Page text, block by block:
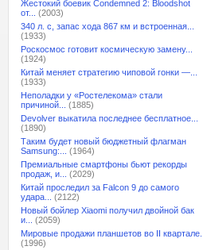
Жестокий боевик Condemned 2: Bloodshot
от...
(2003)
340 л. с, запас хода 867 км и встроенная...
(1933)
Роскосмос готовит космическую замену...
(1924)
Китай меняет стратегию чиповой гонки —...
(1933)
Неполадки у «Ростелекома» стали
причиной...
(1885)
Devolver выкатила последнее бесплатное...
(1890)
Таким будет новый бюджетный флагман
Samsung:...
(1964)
Премиальные смартфоны бьют рекорды
продаж, и...
(2029)
Китай проследил за Falcon 9 до самого
удара...
(2122)
Новый бойлер Xiaomi получил двойной бак
и...
(2059)
Мировые продажи планшетов во II квартале...
(1996)